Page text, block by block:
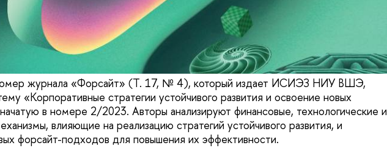
журнала «Форсайт» (Т. 17, № 4), который издает ИСИЭЗ НИУ ВШЭ,
«Корпоративные стратегии устойчивого развития и освоение новых
в номере 2/2023. Авторы анализируют финансовые, технологические и
влияющие на реализацию стратегий устойчивого развития, и
форсайт-подходов для повышения их эффективности.